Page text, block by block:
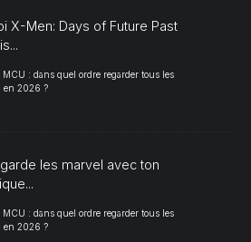
X-Men: Days of Future Past
: dans quel ordre regarder tous les
en 2026 ?
les marvel avec ton
: dans quel ordre regarder tous les
en 2026 ?